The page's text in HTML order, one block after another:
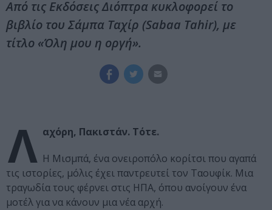
Από τις Εκδόσεις Διόπτρα κυκλοφορεί το
βιβλίο του Σάμπα Ταχίρ (Sabaa Tahir), με
τίτλο «Όλη μου η οργή».
Λ αχόρη, Πακιστάν. Τότε.
Η Μισμπά, ένα ονειροπόλο κορίτσι που αγαπά
τις ιστορίες, μόλις έχει παντρευτεί τον Ταουφίκ. Μια
τραγωδία τους φέρνει στις ΗΠΑ, όπου ανοίγουν ένα
μοτέλ για να κάνουν μια νέα αρχή.